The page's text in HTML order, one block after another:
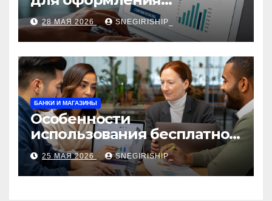
авиабилетов: алгоритмы,
сборы и безопасность
28 МАЯ 2026 SNEGIRISHIP_
БАНКИ И МАГАЗИНЫ
Особенности
использования бесплатной
версии программ для
автоматизации и
управления предприятием
25 МАЯ 2026 SNEGIRISHIP_